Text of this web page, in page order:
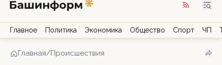
Главное Политика Экономика Общество Спорт ЧП
Главная/Происшествия